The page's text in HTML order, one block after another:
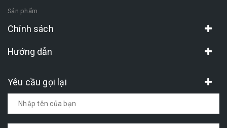
Sản phẩm
Chính sách
Hướng dẫn
Yêu cầu gọi lại